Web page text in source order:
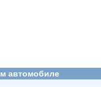
автомобиле